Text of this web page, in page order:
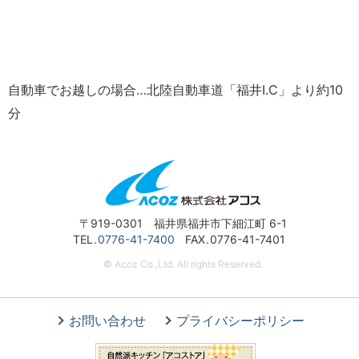
自動車でお越しの場合…北陸自動車道「福井I.C」より約10
分
〒919-0301 福井県福井市下細江町 6-1
TEL
0776-41-7400 FAX 0776-41-7401
© Acoz Co.,Ltd. All rights Reserved.
お問い合わせ プライバシーポリシー